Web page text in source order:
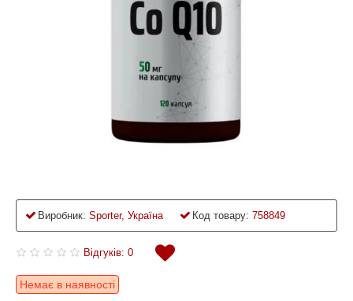
Виробник: Sporter, Україна Код товару: 758849
Відгуків: 0
Немає в наявності